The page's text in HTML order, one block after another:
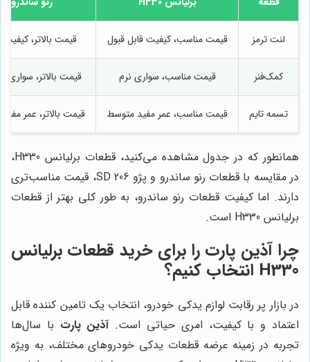
لنت ترمز قیمت مناسب، کیفیت قابل قبول قیمت بالاتر، کیفیت
کمک‌فنر قیمت مناسب، سواری نرم قیمت بالاتر، سواری
تسمه تایم قیمت مناسب، عمر مفید متوسط قیمت بالاتر، عمر
همانطور که در جدول مشاهده می‌کنید، قطعات برلیانس H330،
در مقایسه با قطعات رنو ساندرو و پژو 206 SD، قیمت مناسب‌تری
دارند. اما کیفیت قطعات رنو ساندرو، به طور کلی بهتر از قطعات
برلیانس H330 است.
چراآذین پارت را برای خرید قطعات برلیانس
H330 انتخاب کنیم؟
در بازار پر رقابت لوازم یدکی خودرو، انتخاب یک تامین کننده قابل
اعتماد و با کیفیت، امری حیاتی است.آذین پارت با سال‌ها
تجربه در زمینه عرضه قطعات یدکی خودروهای مختلف، به ویژه